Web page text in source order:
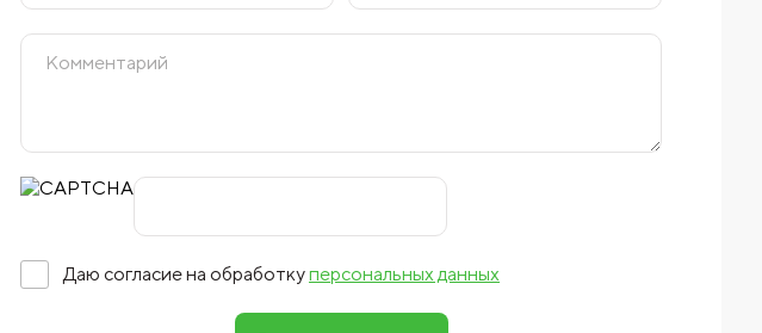
Даю согласие на обработкуперсональных данных